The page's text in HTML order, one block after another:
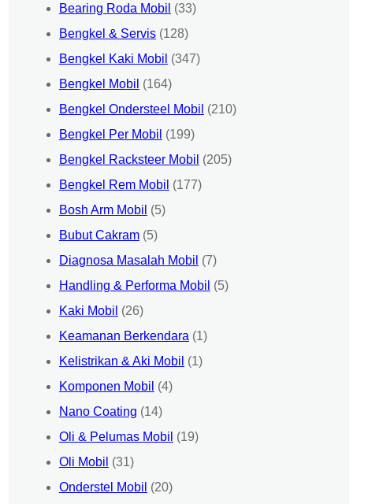
Bearing Roda Mobil (33)
Bengkel & Servis(128)
Bengkel Kaki Mobil (347)
Bengkel Mobil (164)
Bengkel Ondersteel Mobil (210)
Bengkel Per Mobil (199)
Bengkel Racksteer Mobil (205)
Bengkel Rem Mobil (177)
Bosh Arm Mobil (5)
Bubut Cakram(5)
Diagnosa Masalah Mobil (7)
Handling & Performa Mobil (5)
Kaki Mobil (26)
Keamanan Berkendara (1)
Kelistrikan & Aki Mobil (1)
Komponen Mobil (4)
Nano Coating (14)
Oli & Pelumas Mobil (19)
Oli Mobil (31)
Onderstel Mobil (20)